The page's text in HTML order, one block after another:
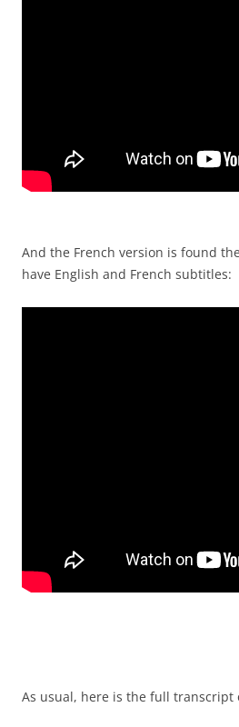
And the French version is found
have English and French subtitles:
As usual, here is the full transcript